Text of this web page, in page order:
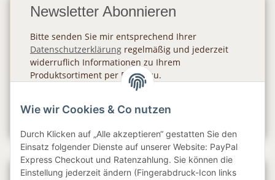
Newsletter Abonnieren
Bitte senden Sie mir entsprechend Ihrer
Datenschutzerklärung regelmäßig und jederzeit
widerruflich Informationen zu Ihrem
Produktsortiment per E-Mail zu.
Gesetzliche Informationen
Wie wir Cookies & Co nutzen
Durch Klicken auf „Alle akzeptieren“ gestatten Sie den
Einsatz folgender Dienste auf unserer Website: PayPal
Express Checkout und Ratenzahlung. Sie können die
Einstellung jederzeit ändern (Fingerabdruck-Icon links